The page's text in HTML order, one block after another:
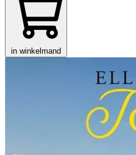
in winkelmand